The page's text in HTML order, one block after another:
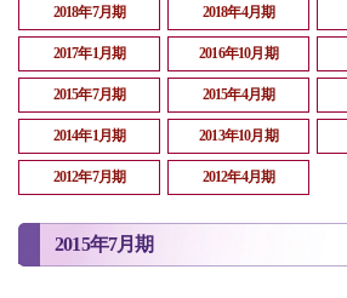
2018年7月期 2018年4月期
2017年1月期 2016年10月期
2015年7月期 2015年4月期
2014年1月期 2013年10月期
2012年7月期 2012年4月期
2015年7月期